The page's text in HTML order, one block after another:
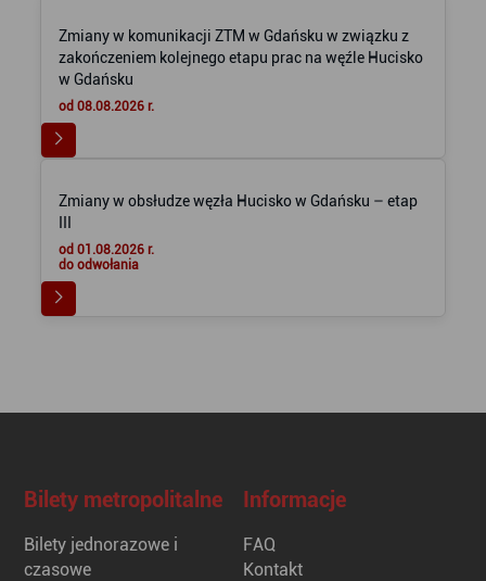
Zmiany w komunikacji ZTM w Gdańsku w związku z
zakończeniem kolejnego etapu prac na węźle Hucisko
w Gdańsku
od 08.08.2026 r.
Zmiany w obsłudze węzła Hucisko w Gdańsku – etap
od 01.08.2026 r.
do odwołania
Bilety metropolitalne
Bilety jednorazowe i
czasowe
Informacje
FAQ
Kontakt